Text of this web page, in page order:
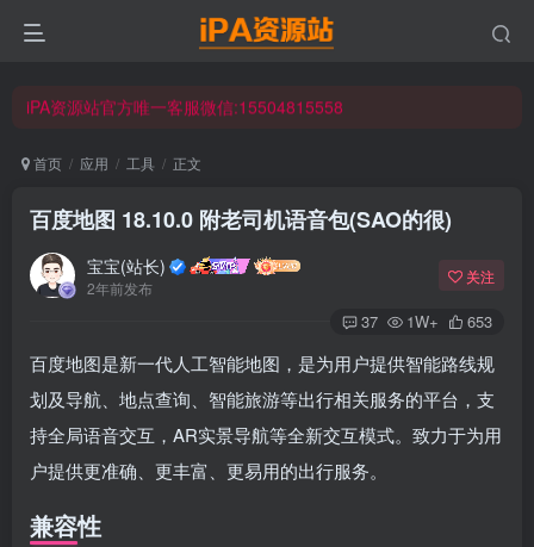
iPA资源站官方唯一客服微信:15504815558
iPA资源站官方唯一客服微信:15504815558
首页 应用 工具 正文
百度地图 18.10.0 附老司机语音包(SAO的很)
宝宝(站长)
2年前发布
关注
37 1W+ 653
百度地图是新一代人工智能地图，是为用户提供智能路线规
划及导航、地点查询、智能旅游等出行相关服务的平台，支
持全局语音交互，AR实景导航等全新交互模式。致力于为用
户提供更准确、更丰富、更易用的出行服务。
兼容性